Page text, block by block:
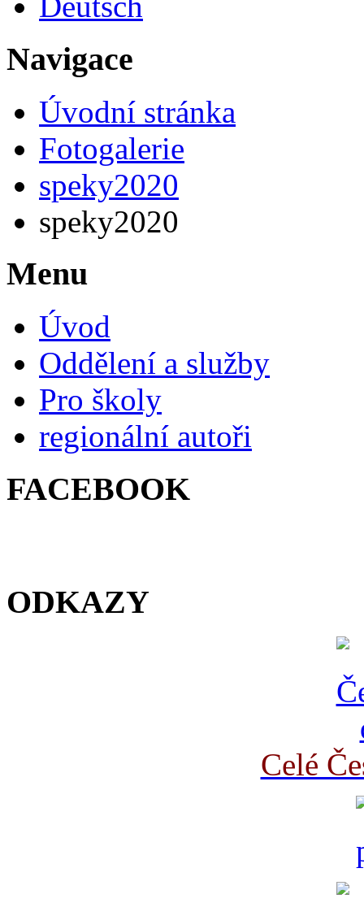
Navigace
Úvodní stránka
Fotogalerie
speky2020
speky2020
Menu
Úvod
Oddělení a služby
Pro školy
regionální autoři
FACEBOOK
ODKAZY
Celé